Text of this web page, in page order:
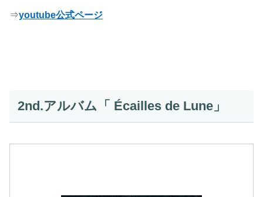
⇒youtube公式ページ
2nd.アルバム「 Écailles de Lune」